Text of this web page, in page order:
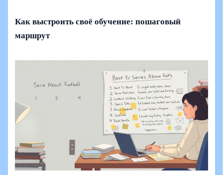
Как выстроить своё обучение: пошаговый
маршрут